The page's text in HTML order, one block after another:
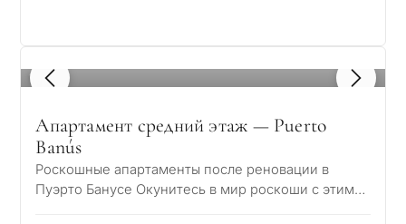
1 / 8
Апартамент средний этаж — Puerto
Banús
Роскошные апартаменты после реновации в
Пуэрто Банусе Окунитесь в мир роскоши с этими
С